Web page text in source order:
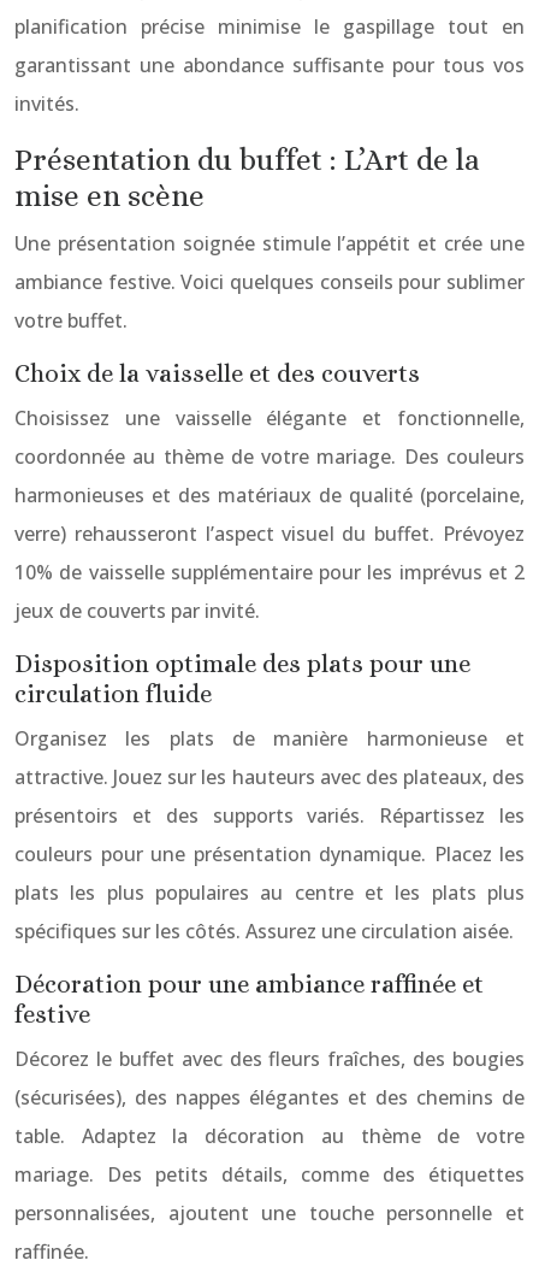
planification précise minimise le gaspillage tout en
garantissant une abondance suffisante pour tous vos
invités.
Présentation du buffet : L’Art de la
mise en scène
Une présentation soignée stimule l’appétit et crée une
ambiance festive. Voici quelques conseils pour sublimer
votre buffet.
Choix de la vaisselle et des couverts
Choisissez une vaisselle élégante et fonctionnelle,
coordonnée au thème de votre mariage. Des couleurs
harmonieuses et des matériaux de qualité (porcelaine,
verre) rehausseront l’aspect visuel du buffet. Prévoyez
10% de vaisselle supplémentaire pour les imprévus et 2
jeux de couverts par invité.
Disposition optimale des plats pour une
circulation fluide
Organisez les plats de manière harmonieuse et
attractive. Jouez sur les hauteurs avec des plateaux, des
présentoirs et des supports variés. Répartissez les
couleurs pour une présentation dynamique. Placez les
plats les plus populaires au centre et les plats plus
spécifiques sur les côtés. Assurez une circulation aisée.
Décoration pour une ambiance raffinée et
festive
Décorez le buffet avec des fleurs fraîches, des bougies
(sécurisées), des nappes élégantes et des chemins de
table. Adaptez la décoration au thème de votre
mariage. Des petits détails, comme des étiquettes
personnalisées, ajoutent une touche personnelle et
raffinée.